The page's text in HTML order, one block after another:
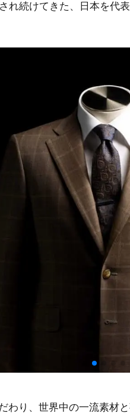
れ続けてきた、日本を代
り、世界中の一流素材